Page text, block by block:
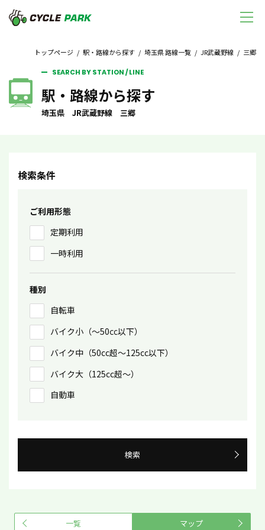
トップページ / 駅・路線から探す / 埼玉県 路線一覧 / JR武蔵野線 / 三郷
SEARCH BY STATION / LINE
駅・路線から探す
埼玉県 JR武蔵野線 三郷
検索条件
ご利用形態
定期利用
一時利用
種別
自転車
バイク小（〜50㏄以下）
バイク中（50cc超〜125cc以下）
バイク大（125cc超〜）
自動車
検索
一覧 マップ